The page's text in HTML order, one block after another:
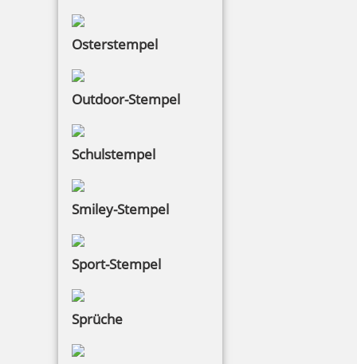
Osterstempel
Outdoor-Stempel
Schulstempel
Smiley-Stempel
Sport-Stempel
Sprüche